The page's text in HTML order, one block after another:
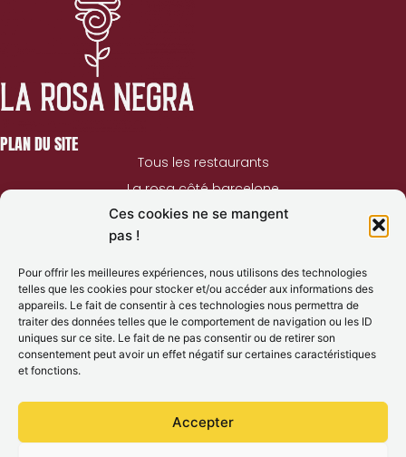
Ces cookies ne se mangent
pas !
Pour offrir les meilleures expériences, nous utilisons des technologies
telles que les cookies pour stocker et/ou accéder aux informations des
appareils. Le fait de consentir à ces technologies nous permettra de
traiter des données telles que le comportement de navigation ou les ID
uniques sur ce site. Le fait de ne pas consentir ou de retirer son
consentement peut avoir un effet négatif sur certaines caractéristiques
et fonctions.
Accepter
PLAN DU SITE
Tous les restaurants
La rosa côté barcelone
La rosa côté victor hugo
LÉGALITÉ
Mentions légales
Politique de confidentialité
05.34.33.25.82
Instagram